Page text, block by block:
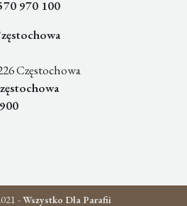
970 100
Częstochowa
-Wszystko Dla Parafii